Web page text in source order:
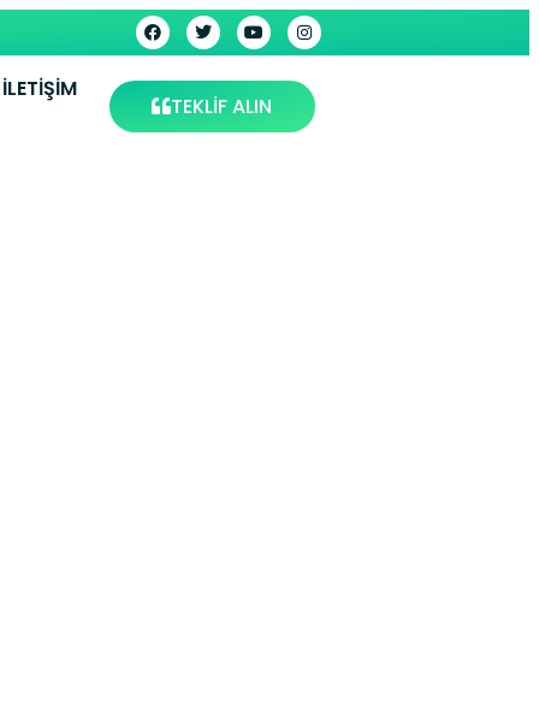
İLETIŞIM
TEKLİF ALIN